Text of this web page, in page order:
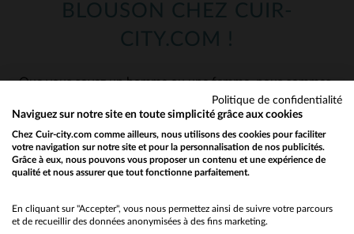
BLOUSON CHEZ CUIR-
CITY.COM !
Que vous soyez un homme ou une femme, nous sommes
sûrs d’avoir le blouson ou le manteau qu’il vous faut !
Une fois votre rayon choisi ci-dessus, vous avez accès à
notre catalogue : plus de 1000 blousons en cuir et
presque autant dans notre rayon textile ! Craquez pour
les dernières nouveautés parmi nos perfectos, nos
Would you like to be redirected to our English site?
No
Politique de confidentialité
Naviguez sur notre site en toute simplicité grâce aux cookies
Chez Cuir-city.com comme ailleurs, nous utilisons des cookies pour faciliter
votre navigation sur notre site et pour la personnalisation de nos publicités.
Grâce à eux, nous pouvons vous proposer un contenu et une expérience de
qualité et nous assurer que tout fonctionne parfaitement.
En cliquant sur "Accepter", vous nous permettez ainsi de suivre votre parcours
et de recueillir des données anonymisées à des fins marketing.